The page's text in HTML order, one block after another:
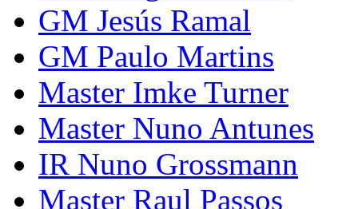
GM Jesús Ramal
GM Paulo Martins
Master Imke Turner
Master Nuno Antunes
IR Nuno Grossmann
Master Raul Passos